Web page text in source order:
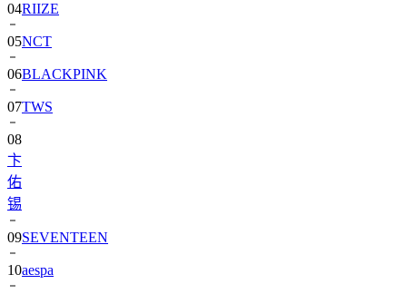
04RIIZE
05NCT
06BLACKPINK
07TWS
08
卞
佑
锡
09SEVENTEEN
10aespa